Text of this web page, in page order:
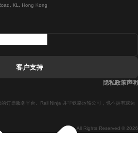
羅馬開往拿坡里的列車
德里開往巴塞罗那的列車
KL, Hong Kong
All Rights Reserved © 2026
订票服务平台。Rail Ninja 并非铁路运输公司，也不拥有或运
客户支持
隐私政策声明